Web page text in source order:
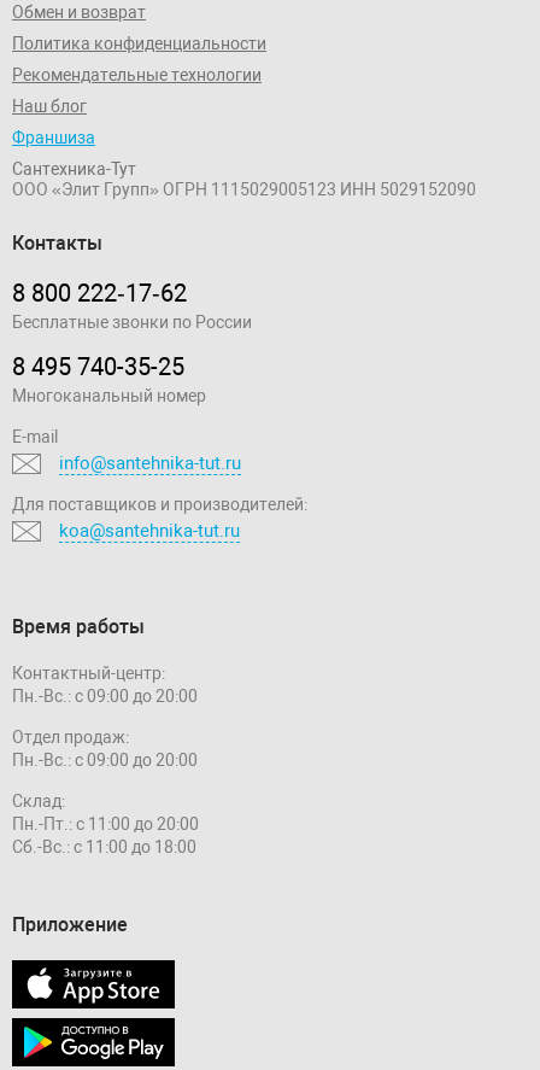
Обмен и возврат
Политика конфиденциальности
Рекомендательные технологии
Наш блог
Франшиза
Сантехника-Тут
ООО «Элит Групп» ОГРН 1115029005123 ИНН 5029152090
Контакты
8 800 222‑17‑62
Бесплатные звонки по России
8 495 740-35-25
Многоканальный номер
E-mail
info@santehnika-tut.ru
Для поставщиков и производителей:
koa@santehnika-tut.ru
Время работы
Контактный-центр:
Пн.-Вс.: с 09:00 до 20:00
Отдел продаж:
Пн.-Вс.: с 09:00 до 20:00
Склад:
Пн.-Пт.: с 11:00 до 20:00
Сб.-Вс.: с 11:00 до 18:00
Приложение